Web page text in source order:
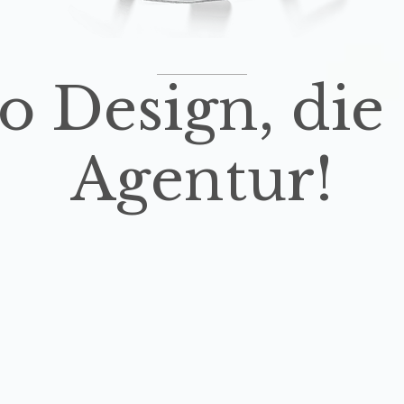
Design, die
Agentur!